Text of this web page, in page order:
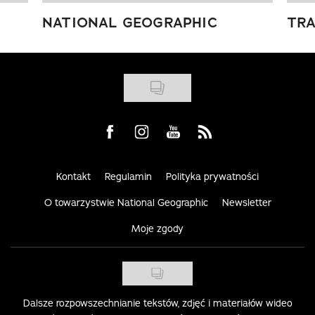
NATIONAL GEOGRAPHIC
Visit us on Facebook
Visit us on Instagram
Visit us on Youtube
Visit us on Rss
Kontakt Regulamin Polityka prywatności
O towarzystwie National Geographic Newsletter
Moje zgody
Dalsze rozpowszechnianie tekstów, zdjęć i materiałów wideo